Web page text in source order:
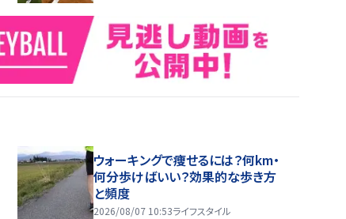
ウォーキングで痩せるには？何km・
何分歩けばいい？効果的な歩き方
と頻度
2026/08/07 10:53ライフスタイル